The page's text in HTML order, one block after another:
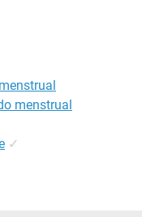
menstrual
✓